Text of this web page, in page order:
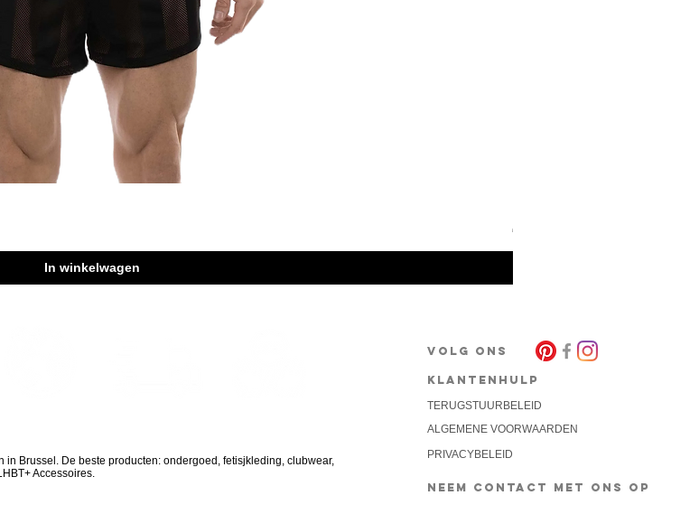
In winkelwagen
Prijs
€ 30,00
VOLG ONS
KLANTENHULP
TERUGSTUURBELEID
ALGEMENE VOORWAARDEN
PRIVACYBELEID
NEEM CONTACT MET ONS OP
in Brussel. De beste producten: ondergoed, fetisjkleding, clubwear,
Accessoires.